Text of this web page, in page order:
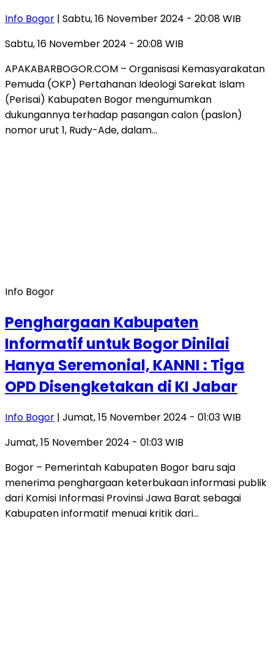
Info Bogor | Sabtu, 16 November 2024 - 20:08 WIB
Sabtu, 16 November 2024 - 20:08 WIB
APAKABARBOGOR.COM – Organisasi Kemasyarakatan
Pemuda (OKP) Pertahanan Ideologi Sarekat Islam
(Perisai) Kabupaten Bogor mengumumkan
dukungannya terhadap pasangan calon (paslon)
nomor urut 1, Rudy-Ade, dalam…
Info Bogor
Penghargaan Kabupaten
Informatif untuk Bogor Dinilai
Hanya Seremonial, KANNI : Tiga
OPD Disengketakan di KI Jabar
Info Bogor | Jumat, 15 November 2024 - 01:03 WIB
Jumat, 15 November 2024 - 01:03 WIB
Bogor – Pemerintah Kabupaten Bogor baru saja
menerima penghargaan keterbukaan informasi publik
dari Komisi Informasi Provinsi Jawa Barat sebagai
Kabupaten informatif menuai kritik dari…